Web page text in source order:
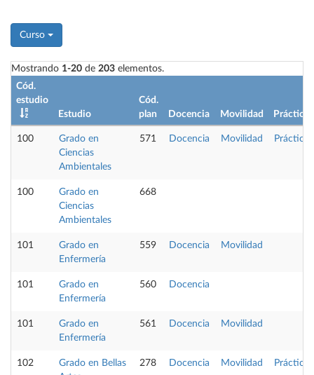
Curso
Mostrando 1-20 de 203 elementos.
Cód.
estudio
Estudio
Cód.
plan
Docencia Movilidad Prácticas
100
Grado en
Ciencias
Ambientales
571 Docencia Movilidad Prácticas
100
Grado en
Ciencias
Ambientales
668
101
Grado en
Enfermería
559 Docencia Movilidad
101
Grado en
Enfermería
560 Docencia
101
Grado en
Enfermería
561 Docencia Movilidad
102
Grado en Bellas
278 Docencia Movilidad Prácticas